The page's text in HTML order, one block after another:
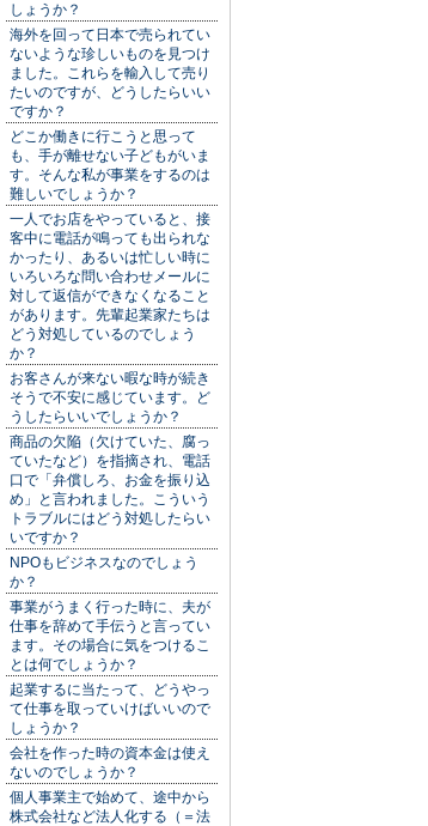
しょうか？
海外を回って日本で売られてい
ないような珍しいものを見つけ
ました。これらを輸入して売り
たいのですが、どうしたらいい
ですか？
どこか働きに行こうと思って
も、手が離せない子どもがいま
す。そんな私が事業をするのは
難しいでしょうか？
一人でお店をやっていると、接
客中に電話が鳴っても出られな
かったり、あるいは忙しい時に
いろいろな問い合わせメールに
対して返信ができなくなること
があります。先輩起業家たちは
どう対処しているのでしょう
か？
お客さんが来ない暇な時が続き
そうで不安に感じています。ど
うしたらいいでしょうか？
商品の欠陥（欠けていた、腐っ
ていたなど）を指摘され、電話
口で「弁償しろ、お金を振り込
め」と言われました。こういう
トラブルにはどう対処したらい
いですか？
NPOもビジネスなのでしょう
か？
事業がうまく行った時に、夫が
仕事を辞めて手伝うと言ってい
ます。その場合に気をつけるこ
とは何でしょうか？
起業するに当たって、どうやっ
て仕事を取っていけばいいので
しょうか？
会社を作った時の資本金は使え
ないのでしょうか？
個人事業主で始めて、途中から
株式会社など法人化する（＝法